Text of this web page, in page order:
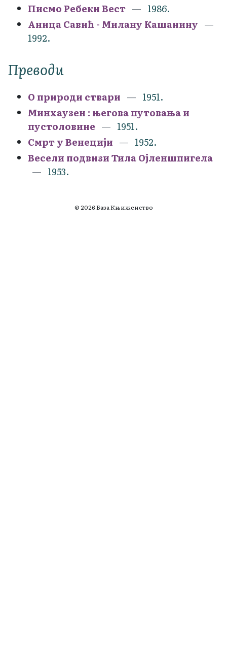
Писмо Ребеки Вест
1986.
Аница Савић - Милану Кашанину
1992.
Преводи
О природи ствари
1951.
Минхаузен : његова путовања и
пустоловине
1951.
Смрт у Венецији
1952.
Весели подвизи Тила Ојленшпигела
1953.
© 2026 База Књиженство